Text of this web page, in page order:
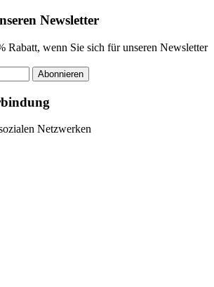
Newsletter
Rabatt, wenn Sie sich für unseren Newsletter
Abonnieren
Netzwerken